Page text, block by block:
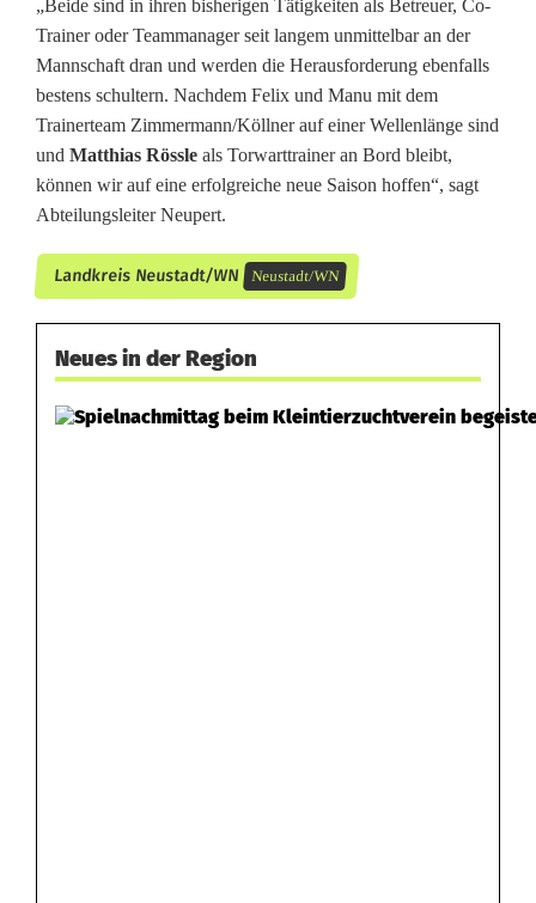
„Beide sind in ihren bisherigen Tätigkeiten als Betreuer, Co-
Trainer oder Teammanager seit langem unmittelbar an der
Mannschaft dran und werden die Herausforderung ebenfalls
bestens schultern. Nachdem Felix und Manu mit dem
Trainerteam Zimmermann/Köllner auf einer Wellenlänge sind
und Matthias Rössle als Torwarttrainer an Bord bleibt,
können wir auf eine erfolgreiche neue Saison hoffen“, sagt
Abteilungsleiter Neupert.
Landkreis Neustadt/WN Neustadt/WN
Neues in der Region